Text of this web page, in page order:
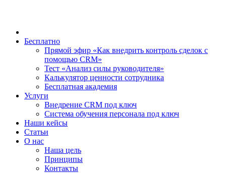
Бесплатно
Прямой эфир «Как внедрить контроль сделок с
помощью CRM»
Тест «Анализ силы руководителя»
Калькулятор ценности сотрудника
Бесплатная академия
Услуги
Внедрение CRM под ключ
Система обучения персонала под ключ
Наши кейсы
Статьи
О нас
Наша цель
Принципы
Контакты